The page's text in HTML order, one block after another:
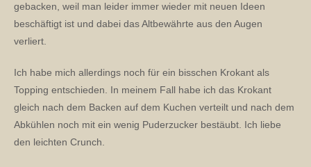
gebacken, weil man leider immer wieder mit neuen Ideen
beschäftigt ist und dabei das Altbewährte aus den Augen
verliert.
Ich habe mich allerdings noch für ein bisschen Krokant als
Topping entschieden. In meinem Fall habe ich das Krokant
gleich nach dem Backen auf dem Kuchen verteilt und nach dem
Abkühlen noch mit ein wenig Puderzucker bestäubt. Ich liebe
den leichten Crunch.